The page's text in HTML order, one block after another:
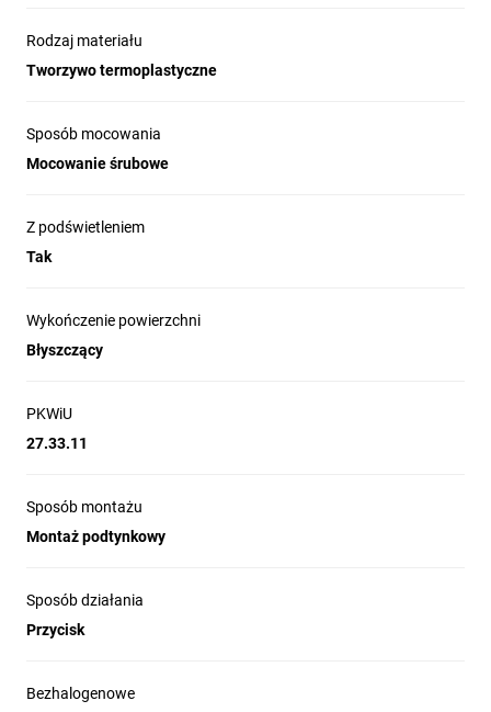
Rodzaj materiału
Tworzywo termoplastyczne
Sposób mocowania
Mocowanie śrubowe
Z podświetleniem
Tak
Wykończenie powierzchni
Błyszczący
PKWiU
27.33.11
Sposób montażu
Montaż podtynkowy
Sposób działania
Przycisk
Bezhalogenowe